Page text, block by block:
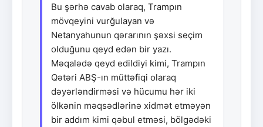
Bu şərhə cavab olaraq, Trampın
mövqeyini vurğulayan və
Netanyahunun qərarının şəxsi seçim
olduğunu qeyd edən bir yazı.
Məqalədə qeyd edildiyi kimi, Trampın
Qətəri ABŞ-ın müttəfiqi olaraq
dəyərləndirməsi və hücumu hər iki
ölkənin məqsədlərinə xidmət etməyən
bir addım kimi qəbul etməsi, bölgədəki